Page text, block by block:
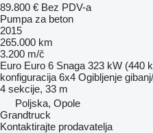
89.800 € Bez PDV-a
Pumpa za beton
2015
265.000 km
3.200 m/č
Euro Euro 6 Snaga 323 kW (440
konfiguracija 6x4 Ogibljenje
4 sekcije, 33 m
Poljska, Opole
Grandtruck
Kontaktirajte prodavatelja